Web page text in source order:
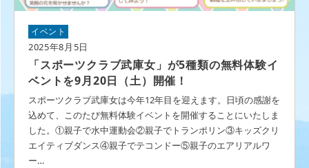
イベント
2025年8月5日
「スポーツクラブ武庫女」が5種類の無料体験イ
ベントを9月20日（土）開催！
スポーツクラブ武庫女は今年12年目を迎えます。日頃の感謝を
込めて、このたび無料体験イベントを開催することにいたしま
した。①親子で水中運動会②親子でトランポリン③キッズクリ
エイティブダンス④親子でテコンドー⑤親子のエアリアルワ
ー…